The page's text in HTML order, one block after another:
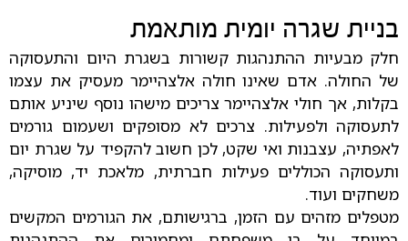
בניית שגרה יומית מותאמת
חלק מבעיות ההתנהגות קשורות בשגרת היום והתעסוקה
של החולה. אדם שאינו חולה אלצהיימר מעסיק את עצמו
בקלות, אך חולי אלצהיימר צריכים מישהו נוסף שיניע אותם
לתעסוקה ולפעילות. צרכים לא מסופקים ושעמום גורמים
לאפתיה, עצבנות ואי שקט, לכן חשוב להקפיד על שגרת יום
ותעסוקה הכוללים פעילות חברתית, מלאכת יד, מוסיקה,
משחקים ועוד.
מטפלים מזהים עם הזמן, ברגישותם, את הגורמים המקשים